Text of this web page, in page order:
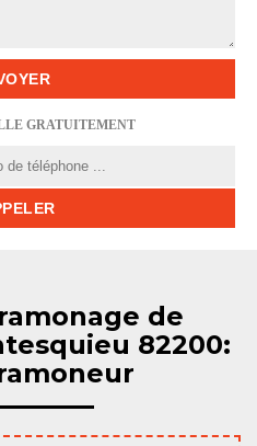
GRATUITEMENT
de
82200: